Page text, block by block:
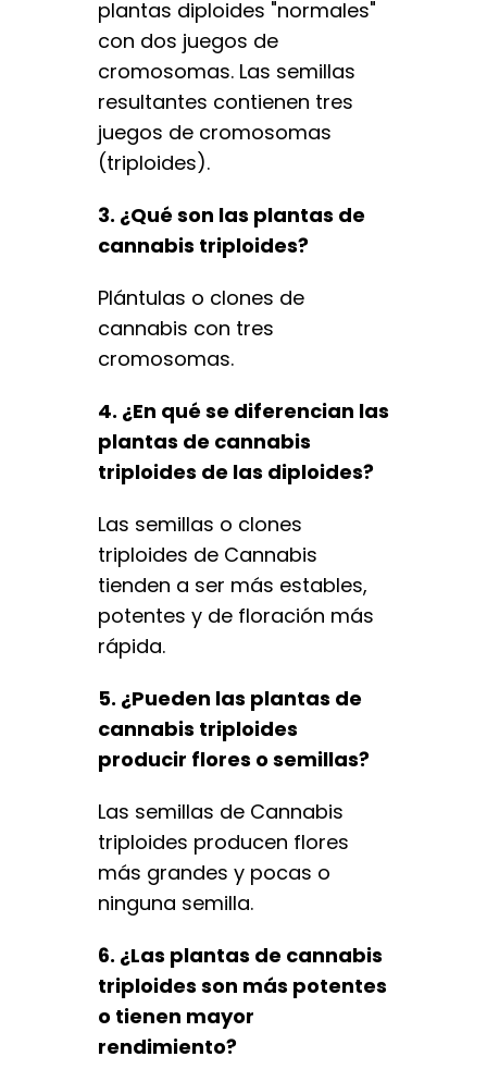
plantas diploides "normales"
con dos juegos de
cromosomas. Las semillas
resultantes contienen tres
juegos de cromosomas
(triploides).
3. ¿Qué son las plantas de
cannabis triploides?
Plántulas o clones de
cannabis con tres
cromosomas.
4. ¿En qué se diferencian las
plantas de cannabis
triploides de las diploides?
Las semillas o clones
triploides de Cannabis
tienden a ser más estables,
potentes y de floración más
rápida.
5. ¿Pueden las plantas de
cannabis triploides
producir flores o semillas?
Las semillas de Cannabis
triploides producen flores
más grandes y pocas o
ninguna semilla.
6. ¿Las plantas de cannabis
triploides son más potentes
o tienen mayor
rendimiento?